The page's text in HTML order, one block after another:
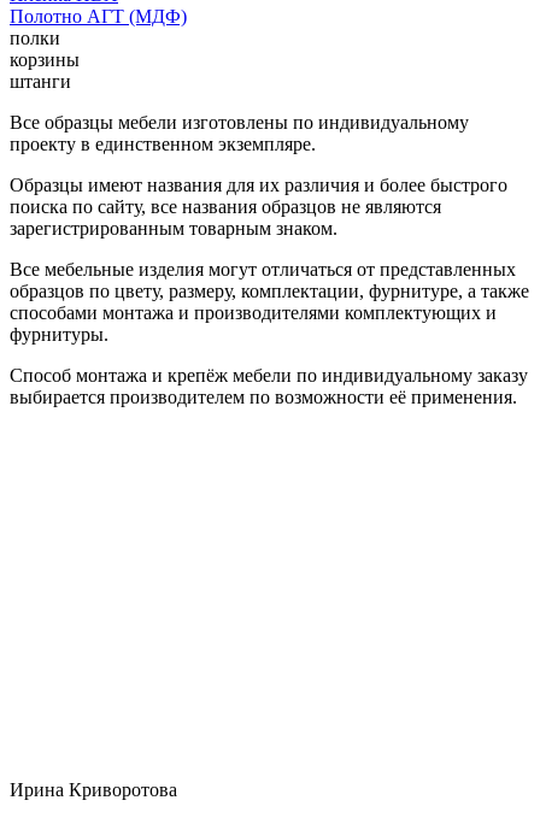
Полотно АГТ (МДФ)
полки
корзины
штанги
Все образцы мебели изготовлены по индивидуальному
проекту в единственном экземпляре.
Образцы имеют названия для их различия и более быстрого
поиска по сайту, все названия образцов не являются
зарегистрированным товарным знаком.
Все мебельные изделия могут отличаться от представленных
образцов по цвету, размеру, комплектации, фурнитуре, а также
способами монтажа и производителями комплектующих и
фурнитуры.
Способ монтажа и крепёж мебели по индивидуальному заказу
выбирается производителем по возможности её применения.
Ирина Криворотова